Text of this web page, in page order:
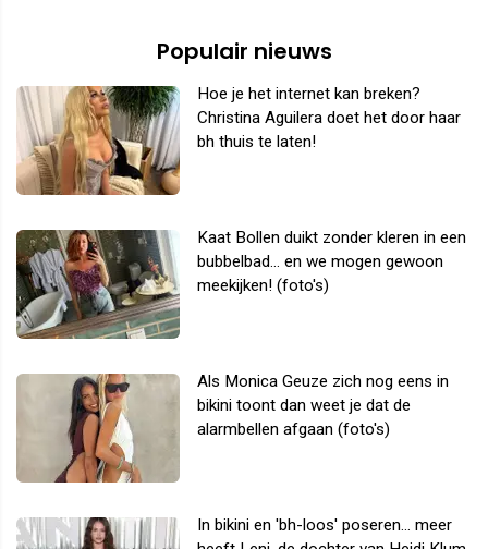
Populair nieuws
Hoe je het internet kan breken?
Christina Aguilera doet het door haar
bh thuis te laten!
Kaat Bollen duikt zonder kleren in een
bubbelbad... en we mogen gewoon
meekijken! (foto's)
Als Monica Geuze zich nog eens in
bikini toont dan weet je dat de
alarmbellen afgaan (foto's)
In bikini en 'bh-loos' poseren... meer